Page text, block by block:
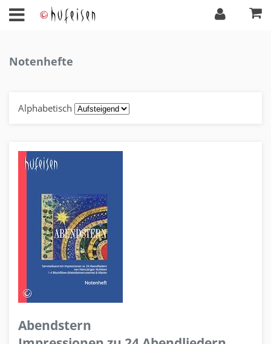
Notenhefte
Alphabetisch
Abendstern